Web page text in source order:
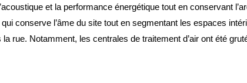
et la performance énergétique tout en conservant
conserve l’âme du site tout en segmentant les espaces
la rue. Notamment, les centrales de traitement d’air ont été